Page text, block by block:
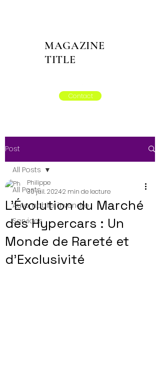
MAGAZINE
TITLE
Contact
Post
All Posts
Automobile à vendre
Services
All Posts
L'Évolution du Marché
des Hypercars : Un
Monde de Rareté et
d'Exclusivité
Philippe
30 juil. 20242 min de lecture